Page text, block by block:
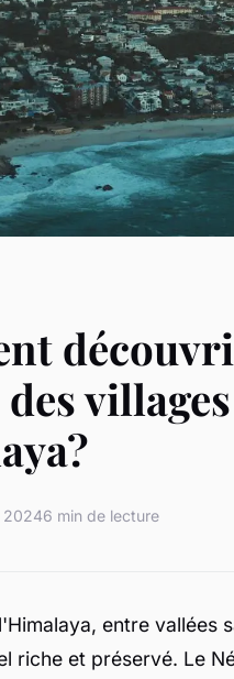
20246 min de lecture
entre vallées
riche et préservé. Le